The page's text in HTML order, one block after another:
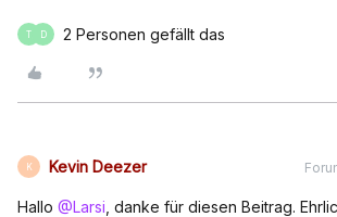
T D 2 Personen gefällt das
K Kevin Deezer
Hallo @Larsi , danke für diesen Beitrag.